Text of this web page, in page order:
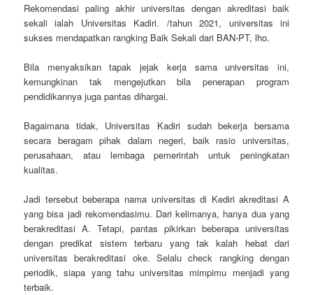
Rekomendasi paling akhir universitas dengan akreditasi baik
sekali ialah Universitas Kadiri. /tahun 2021, universitas ini
sukses mendapatkan rangking Baik Sekali dari BAN-PT, lho.
Bila menyaksikan tapak jejak kerja sama universitas ini,
kemungkinan tak mengejutkan bila penerapan program
pendidikannya juga pantas dihargai.
Bagaimana tidak, Universitas Kadiri sudah bekerja bersama
secara beragam pihak dalam negeri, baik rasio universitas,
perusahaan, atau lembaga pemerintah untuk peningkatan
kualitas.
Jadi tersebut beberapa nama universitas di Kediri akreditasi A
yang bisa jadi rekomendasimu. Dari kelimanya, hanya dua yang
berakreditasi A. Tetapi, pantas pikirkan beberapa universitas
dengan predikat sistem terbaru yang tak kalah hebat dari
universitas berakreditasi oke. Selalu check rangking dengan
periodik, siapa yang tahu universitas mimpimu menjadi yang
terbaik.